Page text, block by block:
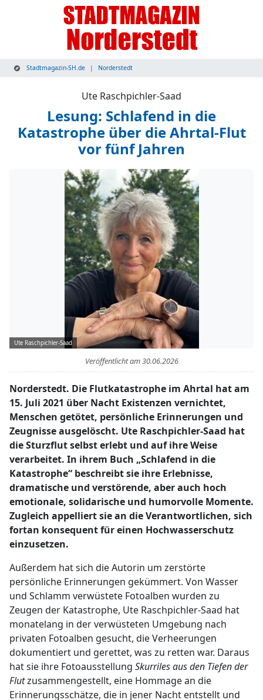
Stadtmagazin-SH.de Norderstedt
Ute Raschpichler-Saad
Lesung: Schlafend in die
Katastrophe über die Ahrtal-Flut
vor fünf Jahren
Ute Raschpichler-Saad
Veröffentlicht am30.06.2026
Norderstedt. Die Flutkatastrophe im Ahrtal hat am
15. Juli 2021 über Nacht Existenzen vernichtet,
Menschen getötet, persönliche Erinnerungen und
Zeugnisse ausgelöscht. Ute Raschpichler-Saad hat
die Sturzflut selbst erlebt und auf ihre Weise
verarbeitet. In ihrem Buch „Schlafend in die
Katastrophe“ beschreibt sie ihre Erlebnisse,
dramatische und verstörende, aber auch hoch
emotionale, solidarische und humorvolle Momente.
Zugleich appelliert sie an die Verantwortlichen, sich
fortan konsequent für einen Hochwasserschutz
einzusetzen.
Außerdem hat sich die Autorin um zerstörte
persönliche Erinnerungen gekümmert. Von Wasser
und Schlamm verwüstete Fotoalben wurden zu
Zeugen der Katastrophe, Ute Raschpichler-Saad hat
monatelang in der verwüsteten Umgebung nach
privaten Fotoalben gesucht, die Verheerungen
dokumentiert und gerettet, was zu retten war. Daraus
hat sie ihre Fotoausstellung Skurriles aus den Tiefender
Flutzusammengestellt, eine Hommage an die
Erinnerungsschätze, die in jener Nacht entstellt und